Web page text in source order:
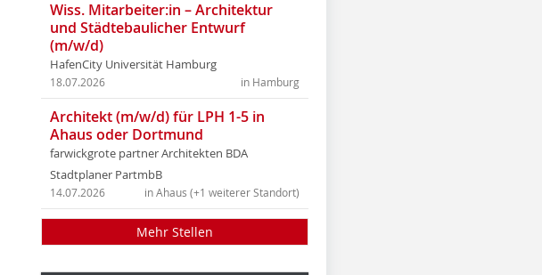
Wiss. Mitarbeiter:in – Architektur
und Städtebaulicher Entwurf
(m/w/d)
HafenCity Universität Hamburg
in Hamburg
18.07.2026
Architekt (m/w/d) für LPH 1-5 in
Ahaus oder Dortmund
farwickgrote partner Architekten BDA
Stadtplaner PartmbB
in Ahaus (+1 weiterer Standort)
14.07.2026
Mehr Stellen